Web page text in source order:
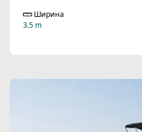
Ширина
3.5 m